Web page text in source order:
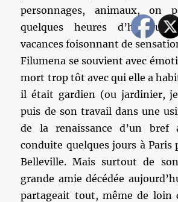
personnages, animaux, on
quelques heures d’heureux
vacances foisonnant de
Filumena se souvient avec
mort trop tôt avec qui elle a
il était gardien (ou jardinier,
puis de son travail dans une
de la renaissance d’un bref
conduite quelques jours à Paris
Belleville. Mais surtout de
grande amie décédée
partageait tout, même de loin